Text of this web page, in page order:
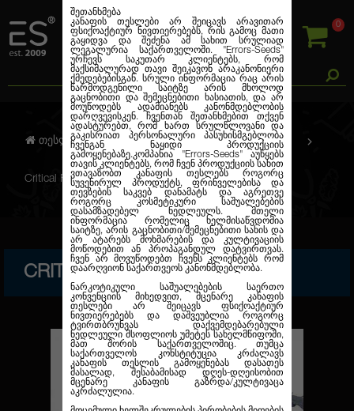
0
შეთანხმება
კანაფის თესლები არ შეიცავს არავითარ
ფსიქოაქტიურ ნივთიერებებს, რის გამოც მათი
გაყიდვა და შეძენა ამ სახით სრულიად
ლეგალურია საქართველოში. "Errors-Seeds"
ურჩევს საკუთარ კლიენტებს, რომ
მაქსიმალურად თავი შეიკავონ არაკანონიერი
ქმედებებისგან. სრული ინფორმაცია რაც არის
წარმოდგენილი საიტზე არის მხოლოდ
გაცნობითი და შემეცნებითი ხასიათის, და არ
მოუწოდებს ადამიანებს კანონმდებლობის
დარღვევისკენ. ჩვენთან შეთანხმებით თქვენ
ადასტურებთ, რომ ხართ სრულწლოვანი და
გაკისრიათ პერსონალური პასუხისმგებლობა
ჩვენგან ნაყიდი პროდუქციის
გამოყენებაზე.კომპანია
"Errors-Seeds" აუწყებს
თავის კლიენტებს, რომ ჩვენ პროდუქციის სახით
ვთავაზობთ კანაფის თესლებს როგორც
სუვენირულ პროდუქტს, ფრინველებისა და
თევზების საკვებ დანამატს და აგრეთვე
როგორც კოსმეტიკური საშუალებების
დასამზადებელ ნედლეულს. მთელი
ინფორმაცია რომელიც ხელმისაწვდომია
საიტზე, არის გაცნობითი/შემეცნებითი სახის და
არ ატარებს მოხმარების და კულტივაციის
მოწოდებით ან პროპაგანდულ დატვირთვას.
ჩვენ არ მოვუწოდებთ ჩვენს კლიენტებს რომ
დაარღვიონ საქართვეოს კანონმდებლობა.
ნარკოტიკული საშუალებების საერთო
კონვენციის მიხედვით, მცენარე კანაფის
თესლები არ შეიცავს ფსიქოაქტიურ
ნივთიერებებს და დაშვეუბლია როგორც
ტვირთბრუნვას დაქვემდებარებული
ნედლეული მსოფლიოს უმეტეს სახელმწიფოში,
მათ შორის საქართველოშიც. თუმცა
საქართველოს კონსტიტუცია კრძალავს
კანაფის თესლის გამოყენებას დასათეს
მასალად, შესაბამისად დღეს-დღეისობით
მცენარე კანაფის გაზრდა/კულტივაცა
აკრძალულია.
თესლების კანაფი ფემინიზირებული
Critical Feminised Silver
CRITICAL FEMINISED SILVER